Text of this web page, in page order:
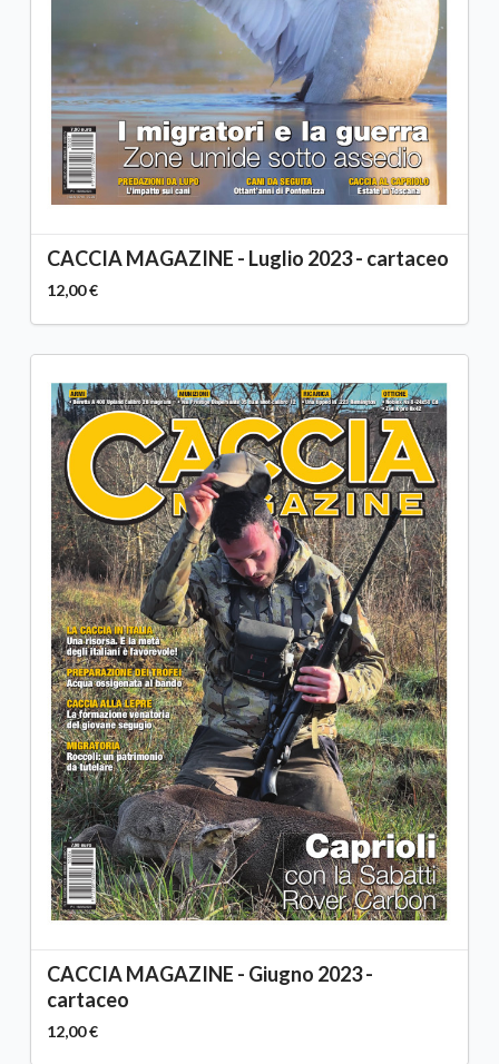
CACCIA MAGAZINE - Luglio 2023 - cartaceo
12,00 €
CACCIA MAGAZINE - Giugno 2023 -
cartaceo
12,00 €